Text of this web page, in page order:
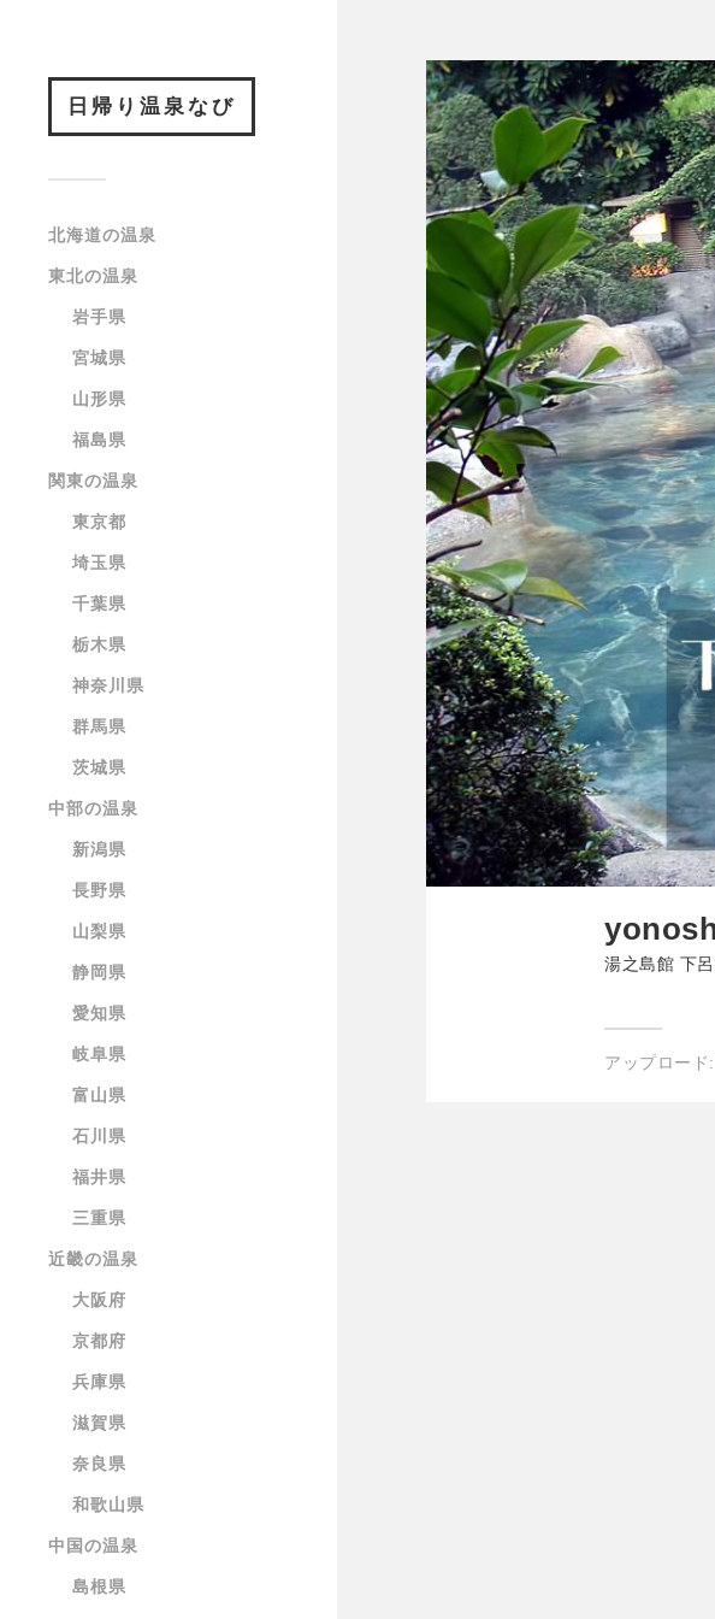
日帰り温泉なび
北海道の温泉
東北の温泉
岩手県
宮城県
山形県
福島県
関東の温泉
東京都
埼玉県
千葉県
栃木県
神奈川県
群馬県
茨城県
中部の温泉
新潟県
長野県
山梨県
静岡県
愛知県
岐阜県
富山県
石川県
福井県
三重県
近畿の温泉
大阪府
京都府
兵庫県
滋賀県
奈良県
和歌山県
中国の温泉
島根県
湯之島館 下
アップロー